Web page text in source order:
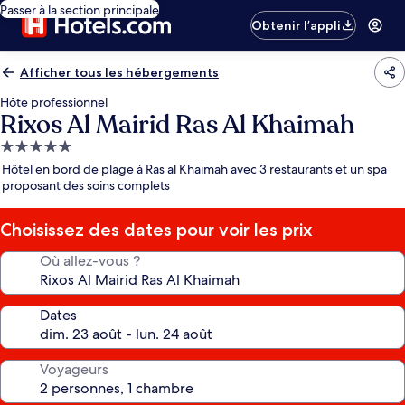
Passer à la section principale
Obtenir l’appli
Afficher tous les hébergements
Hôte professionnel
Rixos Al Mairid Ras Al Khaimah
Hébergement
5.0 étoiles
Hôtel en bord de plage à Ras al Khaimah avec 3 restaurants et un spa
proposant des soins complets
Choisissez des dates pour voir les prix
Où allez-vous ?
Dates
Voyageurs